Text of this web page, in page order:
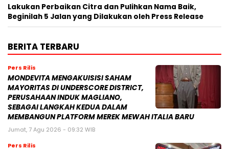
Lakukan Perbaikan Citra dan Pulihkan Nama Baik,
Beginilah 5 Jalan yang Dilakukan oleh Press Release
BERITA TERBARU
Pers Rilis
MONDEVITA MENGAKUISISI SAHAM
MAYORITAS DI UNDERSCORE DISTRICT,
PERUSAHAAN INDUK MAGLIANO,
SEBAGAI LANGKAH KEDUA DALAM
MEMBANGUN PLATFORM MEREK MEWAH ITALIA BARU
Jumat, 7 Agu 2026 - 09:32 WIB
Pers Rilis